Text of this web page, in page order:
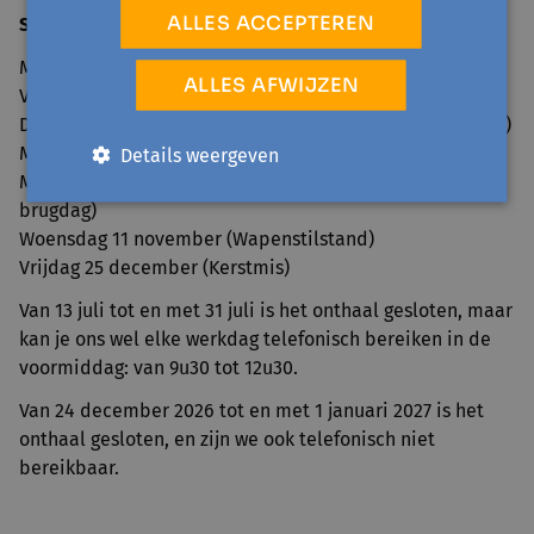
Sluitingsdagen 2026
Maandag 6 april (Paasmaandag)
Vrijdag 1 mei (Dag van de Arbeid)
Donderdag 14 en vrijdag 15 mei (Hemelvaart en brugdag)
Maandag 25 mei (Pinkstermaandag)
Maandag 20 en dinsdag 21 juli (Nationale feestdag en
brugdag)
Woensdag 11 november (Wapenstilstand)
Vrijdag 25 december (Kerstmis)
Van 13 juli tot en met 31 juli is het onthaal gesloten, maar
kan je ons wel elke werkdag telefonisch bereiken in de
voormiddag: van 9u30 tot 12u30.
Van 24 december 2026 tot en met 1 januari 2027 is het
onthaal gesloten, en zijn we ook telefonisch niet
bereikbaar.
ALLES ACCEPTEREN
ALLES AFWIJZEN
Details weergeven